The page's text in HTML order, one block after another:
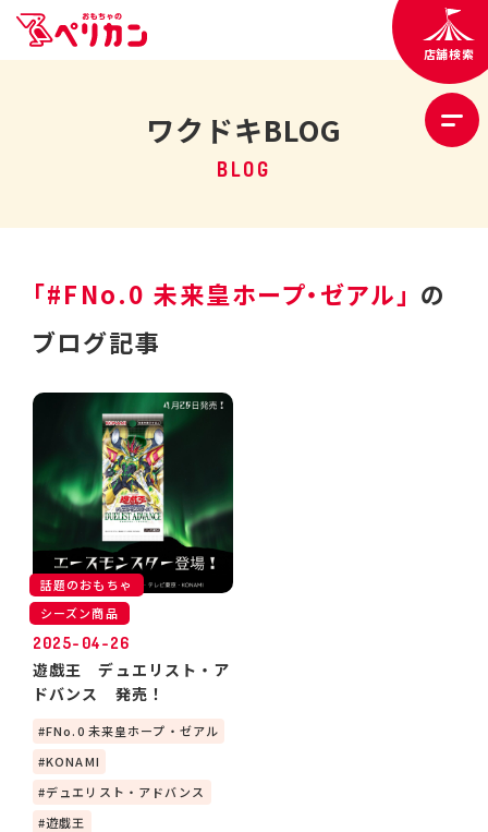
店舗検索
ワクドキBLOG
BLOG
「#FNo.0 未来皇ホープ・ゼアル」 の
ブログ記事
話題のおもちゃ
シーズン商品
2025-04-26
遊戯王 デュエリスト・ア
ドバンス 発売！
FNo.0 未来皇ホープ・ゼアル
KONAMI
デュエリスト・アドバンス
遊戯王